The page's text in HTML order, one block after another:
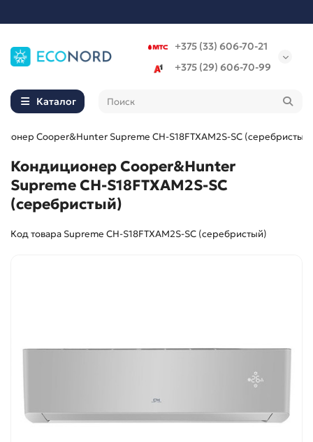
+375 (33) 606-70-21
+375 (29) 606-70-99
Каталог
Cooper&Hunter Supreme CH-S18FTXAM2S-SC (серебристый)
Кондиционер Cooper&Hunter
Supreme CH-S18FTXAM2S-SC
(серебристый)
Код товара Supreme CH-S18FTXAM2S-SC (серебристый)